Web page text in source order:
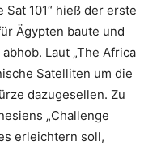
101“ hieß der erste
Ägypten baute und
Laut „The Africa
Satelliten um die
dazugesellen. Zu
„Challenge
erleichtern soll,